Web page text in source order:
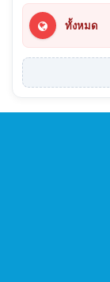
ทั้งหมด